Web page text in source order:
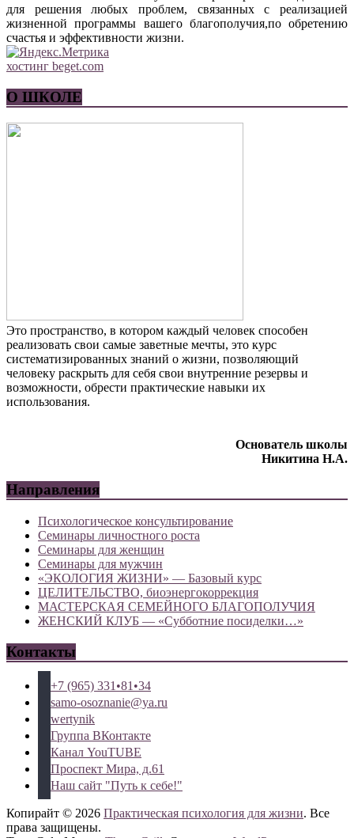
для решения любых проблем, связанных с реализацией
жизненной программы вашего благополучия,по обретению
счастья и эффективности жизни.
хостинг beget.com
О ШКОЛЕ
Это пространство, в котором каждый человек способен
реализовать свои самые заветные мечты, это курс
систематизированных знаний о жизни, позволяющий
человеку раскрыть для себя свои внутренние резервы и
возможности, обрести практические навыки их
использования.
Основатель школы
Никитина Н.А.
Направления
Психологическое консультирование
Семинары личностного роста
Семинары для женщин
Семинары для мужчин
«ЭКОЛОГИЯ ЖИЗНИ» — Базовый курс
ЦЕЛИТЕЛЬСТВО, биоэнергокоррекция
МАСТЕРСКАЯ СЕМЕЙНОГО БЛАГОПОЛУЧИЯ
ЖЕНСКИЙ КЛУБ — «Субботние посиделки…»
Контакты
+7 (965) 331•81•34
samo-osoznanie@ya.ru
wertynik
Группа ВКонтакте
Канал YouTUBE
Проспект Мира, д.61
Наш сайт "Путь к себе!"
Копирайт © 2026 Практическая психология для жизни. Все
права защищены.